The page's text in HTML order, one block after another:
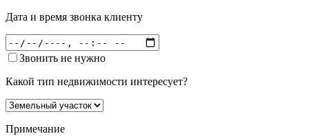
Дата и время звонка клиенту
Звонить не нужно
Какой тип недвижимости интересует?
Примечание